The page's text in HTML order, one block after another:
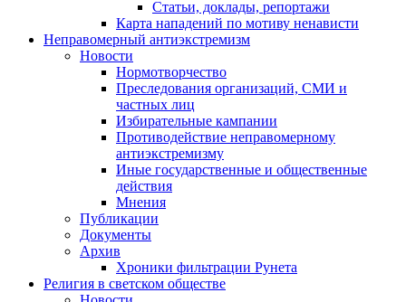
Статьи, доклады, репортажи
Карта нападений по мотиву ненависти
Неправомерный антиэкстремизм
Новости
Нормотворчество
Преследования организаций, СМИ и
частных лиц
Избирательные кампании
Противодействие неправомерному
антиэкстремизму
Иные государственные и общественные
действия
Мнения
Публикации
Документы
Архив
Хроники фильтрации Рунета
Религия в светском обществе